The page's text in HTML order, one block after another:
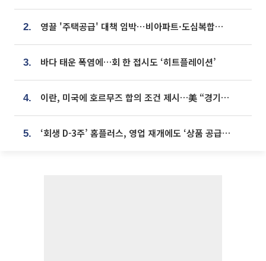
2. 영끌 '주택공급' 대책 임박⋯비아파트·도심복합까지 총동원
3. 바다 태운 폭염에…회 한 접시도 ‘히트플레이션’
4. 이란, 미국에 호르무즈 합의 조건 제시…美 “경기 아직 안 끝나” [종합]
5. ‘회생 D-3주’ 홈플러스, 영업 재개에도 ‘상품 공급망’ 복구가 생존 관건